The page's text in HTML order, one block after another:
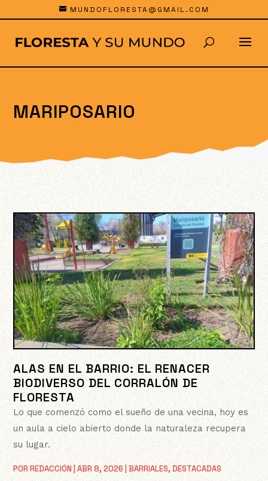
MUNDOFLORESTA@GMAIL.COM
MARIPOSARIO
ALAS EN EL BARRIO: EL RENACER
BIODIVERSO DEL CORRALÓN DE
FLORESTA
PORREDACCIÓN |ABR 8, 2026 |BARRIALES,DESTACADAS
Lo que comenzó como el sueño de una vecina, hoy es
un aula a cielo abierto donde la naturaleza recupera
su lugar.